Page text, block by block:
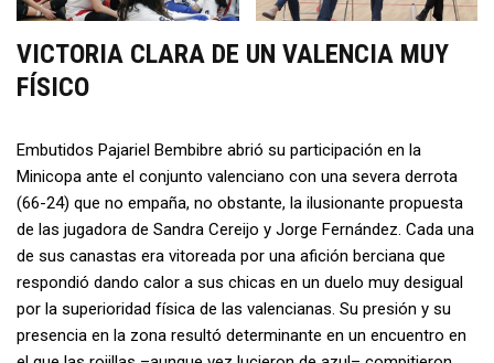
VICTORIA CLARA DE UN VALENCIA MUY
FÍSICO
Embutidos Pajariel Bembibre abrió su participación en la
Minicopa ante el conjunto valenciano con una severa derrota
(66-24) que no empaña, no obstante, la ilusionante propuesta
de las jugadora de Sandra Cereijo y Jorge Fernández. Cada una
de sus canastas era vitoreada por una afición berciana que
respondió dando calor a sus chicas en un duelo muy desigual
por la superioridad física de las valencianas. Su presión y su
presencia en la zona resultó determinante en un encuentro en